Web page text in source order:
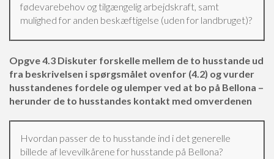
fødevarebehov og tilgængelig arbejdskraft, samt
mulighed for anden beskæftigelse (uden for landbruget)?
Opgve 4.3 Diskuter forskelle mellem de to husstande ud
fra beskrivelsen i spørgsmålet ovenfor (4.2) og vurder
husstandenes fordele og ulemper ved at bo på Bellona –
herunder de to husstandes kontakt med omverdenen
Hvordan passer de to husstande ind i det generelle
billede af levevilkårene for husstande på Bellona?